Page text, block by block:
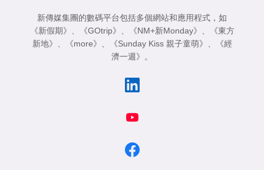
新傳媒集團的數碼平台包括多個網站和應用程式，如
《新假期》
《GOtrip》 《NM+新Monday》
《東方
新地》
《more》 《Sunday Kiss 親子童萌》
《經
濟一週》
。